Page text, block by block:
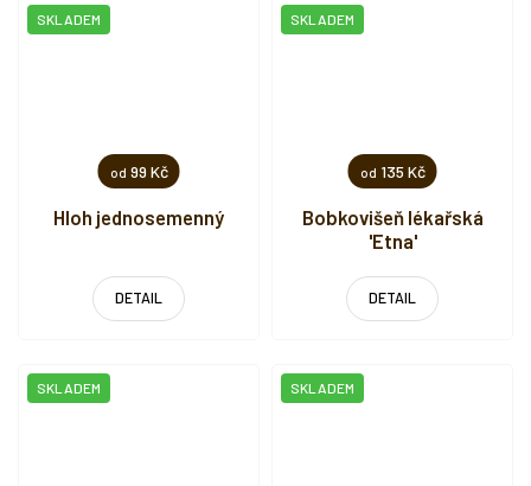
od 99 Kč
Hloh jednosemenný
SKLADEM
DETAIL
od 135 Kč
Bobkovišeň lékařská
'Etna'
SKLADEM
DETAIL
SKLADEM SKLADEM